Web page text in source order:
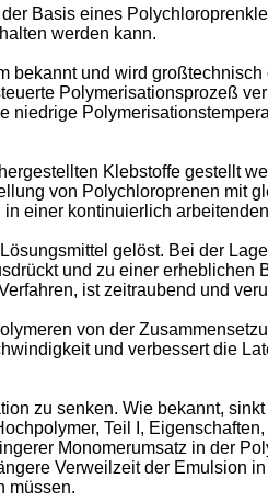
Basis eines
werden kann.
und wird
Polymerisationsprozeß
Klebstoffe gestellt
von Polychloroprenen mit
einer kontinuierlich
gelöst. Bei der
und zu einer
ist zeitraubend und
von der
und verbessert die
zu senken. Wie bekannt,
Teil I,
Monomerumsatz in der
Verweilzeit der Emulsion
müssen.